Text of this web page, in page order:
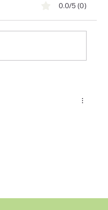
0.0/5 (0)